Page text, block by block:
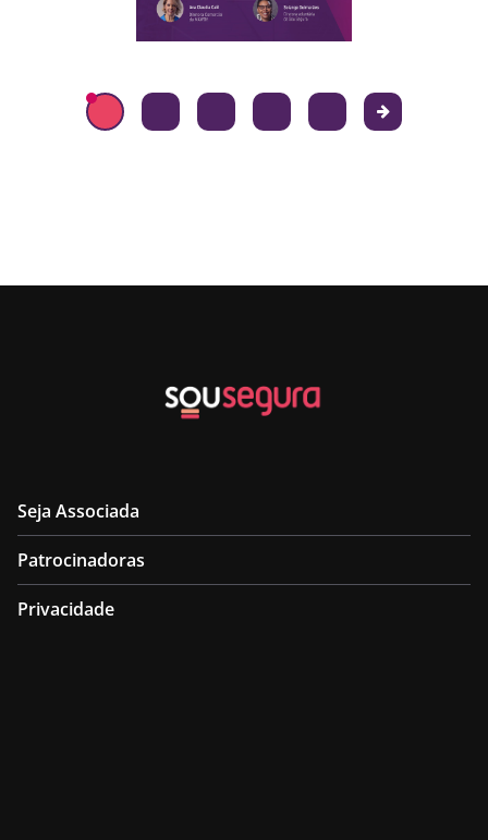
Seja Associada
Patrocinadoras
Privacidade